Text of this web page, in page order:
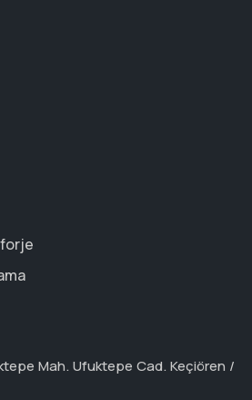
Mah. Ufuktepe Cad. Keçiören /